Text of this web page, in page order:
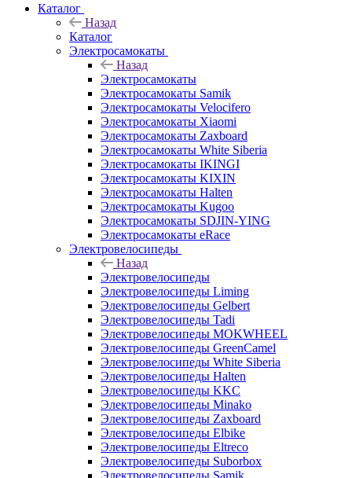
Каталог
Назад
Каталог
Электросамокаты
Назад
Электросамокаты
Электросамокаты Samik
Электросамокаты Velocifero
Электросамокаты Xiaomi
Электросамокаты Zaxboard
Электросамокаты White Siberia
Электросамокаты IKINGI
Электросамокаты KIXIN
Электросамокаты Halten
Электросамокаты Kugoo
Электросамокаты SDJIN-YING
Электросамокаты eRace
Электровелосипеды
Назад
Электровелосипеды
Электровелосипеды Liming
Электровелосипеды Gelbert
Электровелосипеды Tadi
Электровелосипеды MOKWHEEL
Электровелосипеды GreenCamel
Электровелосипеды White Siberia
Электровелосипеды Halten
Электровелосипеды KKC
Электровелосипеды Minako
Электровелосипеды Zaxboard
Электровелосипеды Elbike
Электровелосипеды Eltreco
Электровелосипеды Suborbox
Электровелосипеды Samik